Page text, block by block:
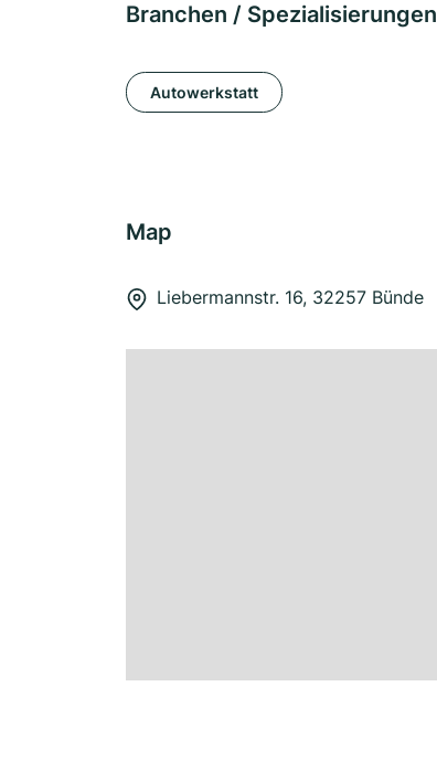
Branchen / Spezialisierungen
Autowerkstatt
Map
Liebermannstr. 16, 32257 Bünde